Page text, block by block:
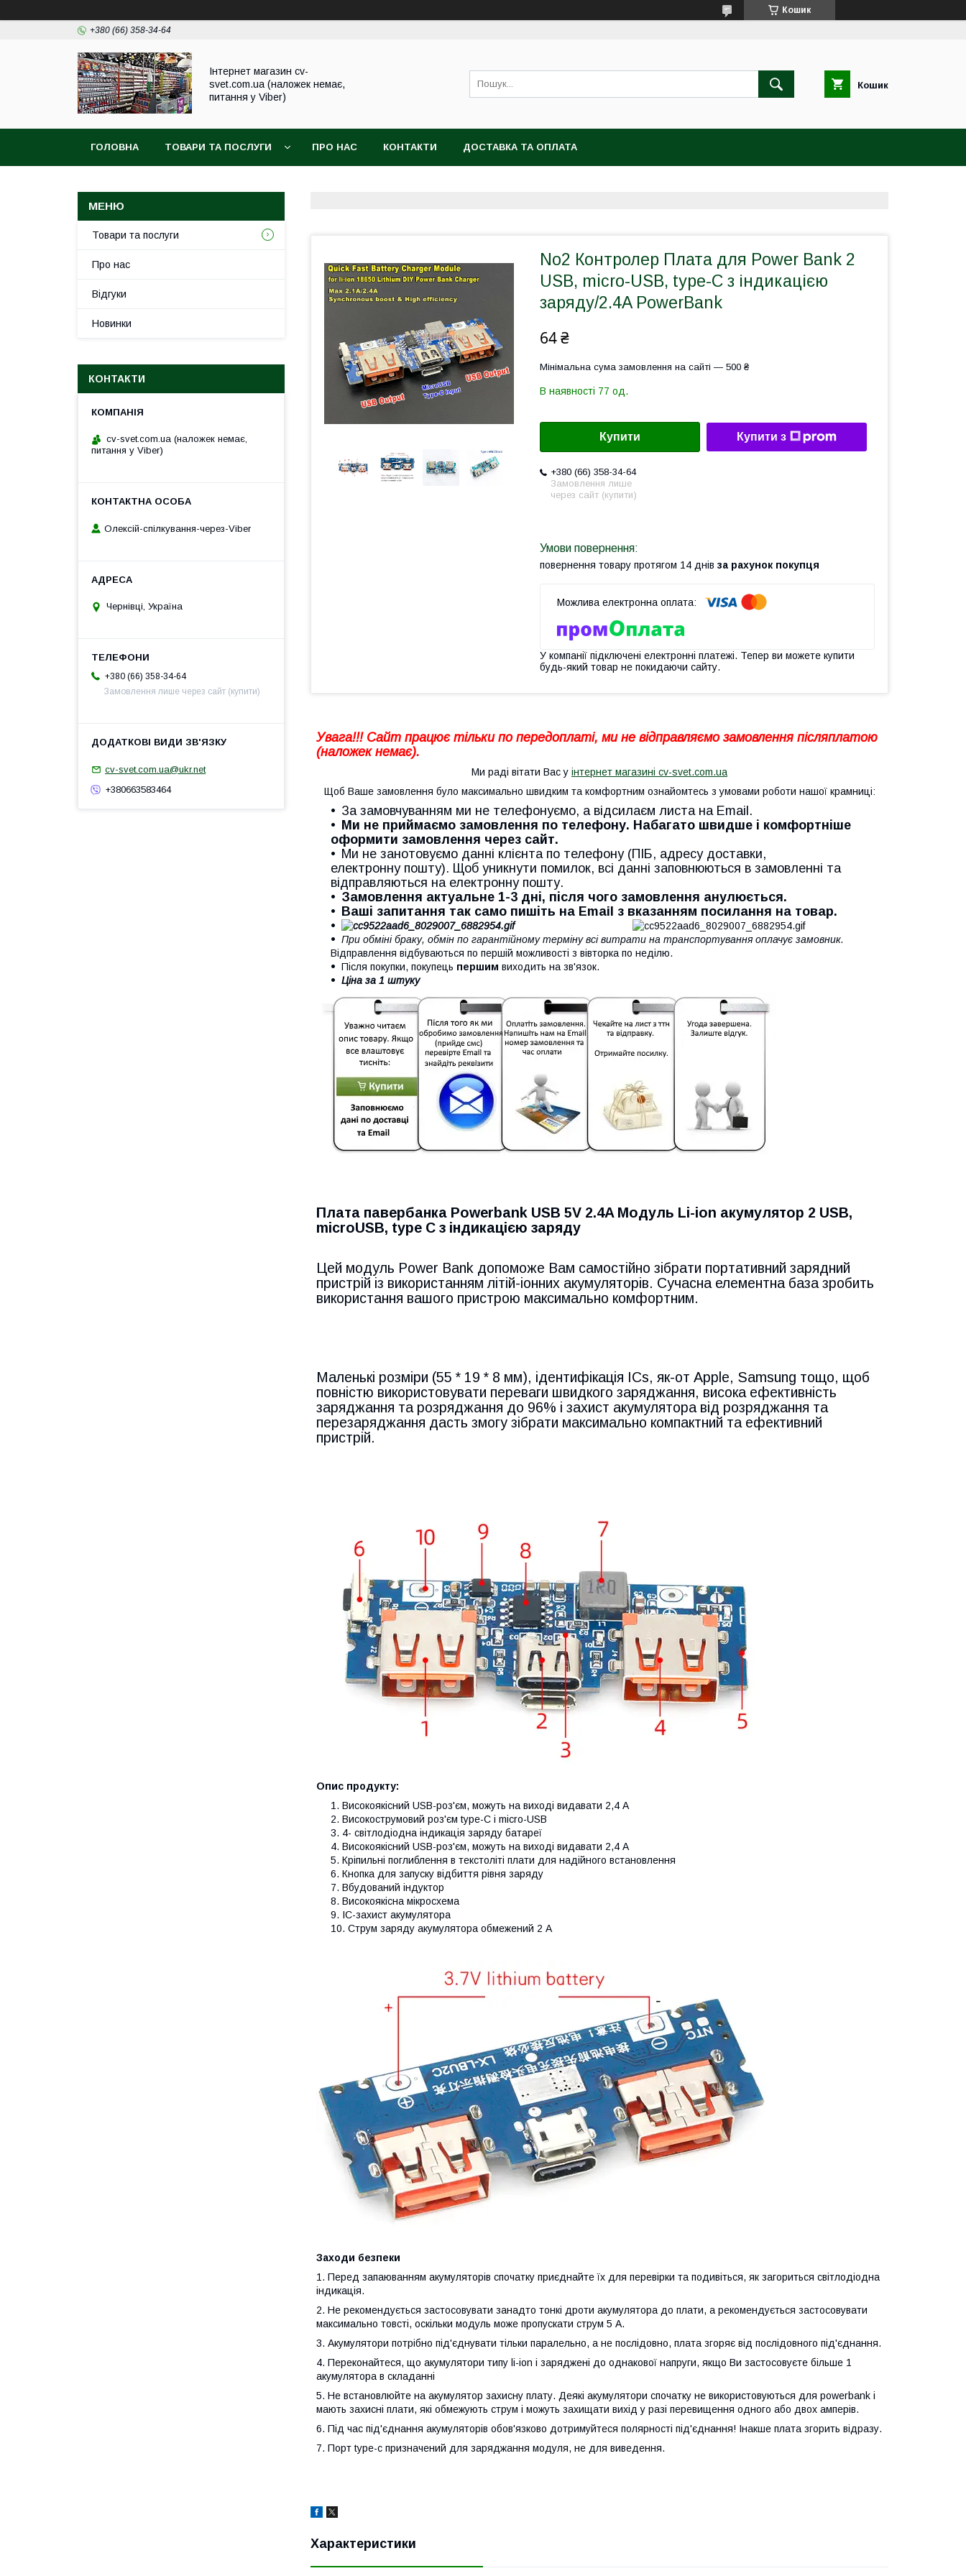
Кошик
+380 (66) 358-34-64
Інтернет магазин cv-
svet.com.ua (наложек немає,
питання у Viber)
Кошик
ГОЛОВНА ТОВАРИ ТА ПОСЛУГИ ПРО НАС КОНТАКТИ ДОСТАВКА ТА ОПЛАТА
No2 Контролер Плата для Power Bank 2
USB, micro-USB, type-C з індикацією
заряду/2.4A PowerBank
64 ₴
Мінімальна сума замовлення на сайті — 500 ₴
В наявності 77 од.
Купити Купити з
+380 (66) 358-34-64
Замовлення лише
через сайт (купити)
повернення товару протягом 14 днів за рахунок покупця
У компанії підключені електронні платежі. Тепер ви можете купити
будь-який товар не покидаючи сайту.
Увага!!! Сайт працює тільки по передоплаті, ми не відправляємо замовлення післяплатою
(наложек немає).
Ми раді вітати Вас у інтернет магазині cv-svet.com.ua
Щоб Ваше замовлення було максимально швидким та комфортним ознайомтесь з умовами роботи нашої крамниці:
За замовчуванням ми не телефонуємо, а відсилаєм листа на Email.
Ми не приймаємо замовлення по телефону. Набагато швидше і комфортніше
оформити замовлення через сайт.
Ми не занотовуємо данні клієнта по телефону (ПІБ, адресу доставки,
електронну пошту). Щоб уникнути помилок, всі данні заповнюються в замовленні та
відправляються на електронну пошту.
Замовлення актуальне 1-3 дні, після чого замовлення анулюється.
Ваші запитання так само пишіть на Email з вказанням посилання на товар.
При обміні браку, обмін по гарантійному терміну всі витрати на транспортування оплачує замовник.
Відправлення відбуваються по першій можливості з вівторка по неділю.
Після покупки, покупець першим виходить на зв'язок.
Ціна за 1 штуку
Плата павербанка Powerbank USB 5V 2.4A Модуль Li-ion акумулятор 2 USB,
microUSB, type C з індикацією заряду
Цей модуль Power Bank допоможе Вам самостійно зібрати портативний зарядний
пристрій із використанням літій-іонних акумуляторів. Сучасна елементна база зробить
використання вашого пристрою максимально комфортним.
Маленькі розміри (55 * 19 * 8 мм), ідентифікація ICs, як-от Apple, Samsung тощо, щоб
повністю використовувати переваги швидкого заряджання, висока ефективність
заряджання та розряджання до 96% і захист акумулятора від розряджання та
перезаряджання дасть змогу зібрати максимально компактний та ефективний
пристрій.
Опис продукту:
Високоякісний USB-роз'єм, можуть на виході видавати 2,4 А
Високострумовий роз'єм type-C і micro-USB
4- світлодіодна індикація заряду батареї
Високоякісний USB-роз'єм, можуть на виході видавати 2,4 А
Кріпильні поглиблення в текстоліті плати для надійного встановлення
Кнопка для запуску відбиття рівня заряду
Вбудований індуктор
Високоякісна мікросхема
IC-захист акумулятора
Струм заряду акумулятора обмежений 2 А
Заходи безпеки
1. Перед запаюванням акумуляторів спочатку приєднайте їх для перевірки та подивіться, як загориться світлодіодна
індикація.
2. Не рекомендується застосовувати занадто тонкі дроти акумулятора до плати, а рекомендується застосовувати
максимально товсті, оскільки модуль може пропускати струм 5 А.
3. Акумулятори потрібно під'єднувати тільки паралельно, а не послідовно, плата згоряє від послідовного під'єднання.
4. Переконайтеся, що акумулятори типу li-ion і заряджені до однакової напруги, якщо Ви застосовуєте більше 1
акумулятора в складанні
5. Не встановлюйте на акумулятор захисну плату. Деякі акумулятори спочатку не використовуються для powerbank і
мають захисні плати, які обмежують струм і можуть захищати вихід у разі перевищення одного або двох амперів.
6. Під час під'єднання акумуляторів обов'язково дотримуйтеся полярності під'єднання! Інакше плата згорить відразу.
7. Порт type-c призначений для заряджання модуля, не для виведення.
Характеристики
Товари та послуги
Про нас
Відгуки
Новинки
КОНТАКТИ
cv-svet.com.ua (наложек немає,
питання у Viber)
Олексій-спілкування-через-Viber
Чернівці, Україна
+380 (66) 358-34-64
Замовлення лише через сайт (купити)
cv-svet.com.ua@ukr.net
+380663583464